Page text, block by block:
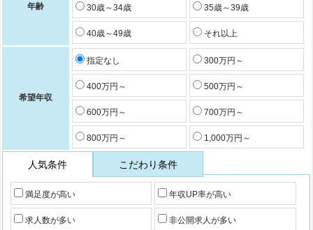
年齢 30歳～34歳 35歳～39歳
40歳～49歳 それ以上
希望年収
指定なし 300万円～
400万円～ 500万円～
600万円～ 700万円～
800万円～ 1,000万円～
人気条件 こだわり条件
満足度が高い 年収UP率が高い
求人数が多い 非公開求人が多い